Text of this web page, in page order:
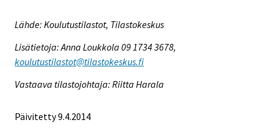
Lähde: Koulutustilastot, Tilastokeskus
Lisätietoja: Anna Loukkola 09 1734 3678,
koulutustilastot@tilastokeskus.fi
Vastaava tilastojohtaja: Riitta Harala
Päivitetty 9.4.2014